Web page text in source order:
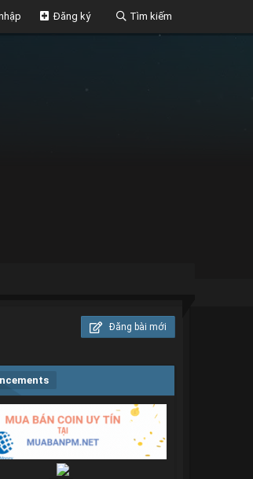
Money Đăng ký Tìm kiếm
Đăng bài mới